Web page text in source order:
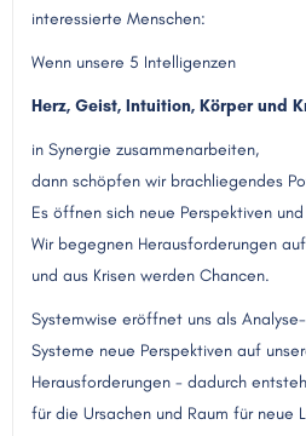
interessierte Menschen:
Wenn unsere 5 Intelligenzen
Herz, Geist, Intuition, Körper und
in Synergie zusammenarbeiten,
dann schöpfen wir brachliegendes
Es öffnen sich neue Perspektiven
Wir begegnen Herausforderungen
und aus Krisen werden Chancen.
Systemwise eröffnet uns als
Systeme neue Perspektiven auf
Herausforderungen - dadurch
für die Ursachen und Raum für neue